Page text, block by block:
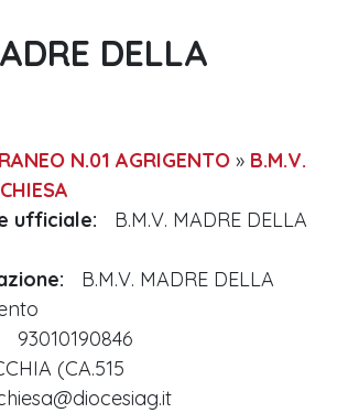
DELLA
N.01 AGRIGENTO » B.M.V.
ufficiale:
B.M.V. MADRE DELLA
B.M.V. MADRE DELLA
93010190846
(CA.515